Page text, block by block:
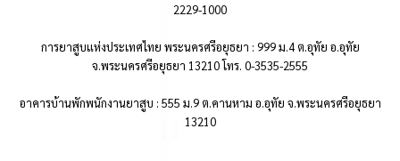
2229-1000
การยาสูบแห่งประเทศไทย พระนครศรีอยุธยา : 999 ม.4 ต.อุทัย อ.อุทัย
จ.พระนครศรีอยุธยา 13210 โทร. 0-3535-2555
อาคารบ้านพักพนักงานยาสูบ : 555 ม.9 ต.คานหาม อ.อุทัย จ.พระนครศรีอยุธยา
13210